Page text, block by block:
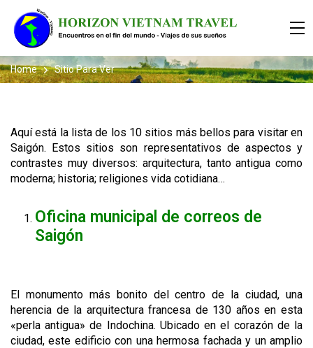
Home Sitio Para Ver
Aquí está la lista de los 10 sitios más bellos para visitar en
Saigón. Estos sitios son representativos de aspectos y
contrastes muy diversos: arquitectura, tanto antigua como
moderna; historia; religiones vida cotidiana…
Oficina municipal de correos de
Saigón
El monumento más bonito del centro de la ciudad, una
herencia de la arquitectura francesa de 130 años en esta
«perla antigua» de Indochina. Ubicado en el corazón de la
ciudad, este edificio con una hermosa fachada y un amplio